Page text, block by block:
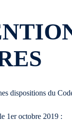
dispositions du
1er octobre 2019 :